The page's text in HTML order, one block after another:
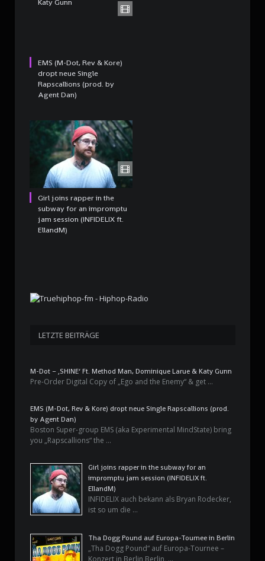
EMS (M-Dot, Rev & Kore)
dropt neue Single
Rapscallions (prod. by
Agent Dan)
Girl joins rapper in the
subway for an impromptu
jam session (INFIDELIX ft.
EllandM)
LETZTE BEITRÄGE
M-Dot – ‚SHINE‘ Ft. Method Man, Dominique Larue & Katy Gunn
Pre-Order Digital Copy of „Ego and the Enemy“ & get …
EMS (M-Dot, Rev & Kore) dropt neue Single Rapscallions (prod.
by Agent Dan)
Boston Super-group EMS (aka Experimental MindState) bring
you „Rapscallions“ the …
Girl joins rapper in the subway for an
impromptu jam session (INFIDELIX ft.
EllandM)
INFIDELIX auch bekann als Bryan Rodecker,
ist so um die …
Tha Dogg Pound auf Europa-Tournee in Berlin
„Tha Dogg Pound“ auf Europa-Tournee –
Konzert in Berlin Berlin, …